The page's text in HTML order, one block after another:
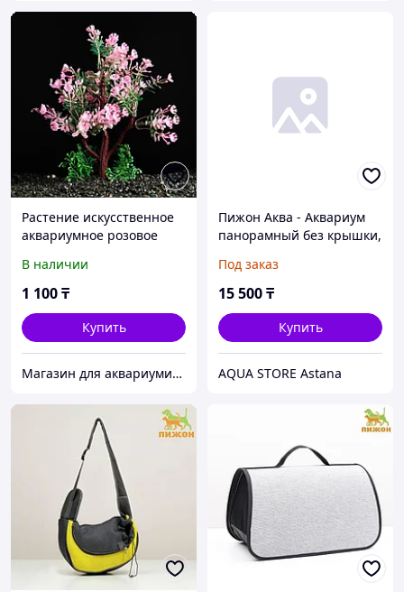
Растение искусственное
аквариумное розовое
В наличии
1 100₸
Купить
Магазин для аквариумистов aqua04
Пижон Аква - Аквариум
панорамный без крышки,
Под заказ
15 500₸
Купить
AQUA STORE Astana